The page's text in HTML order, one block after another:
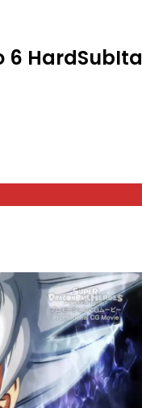
6 HardSubIta